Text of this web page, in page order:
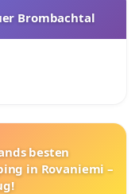
Brombachtal
besten
in Rovaniemi –